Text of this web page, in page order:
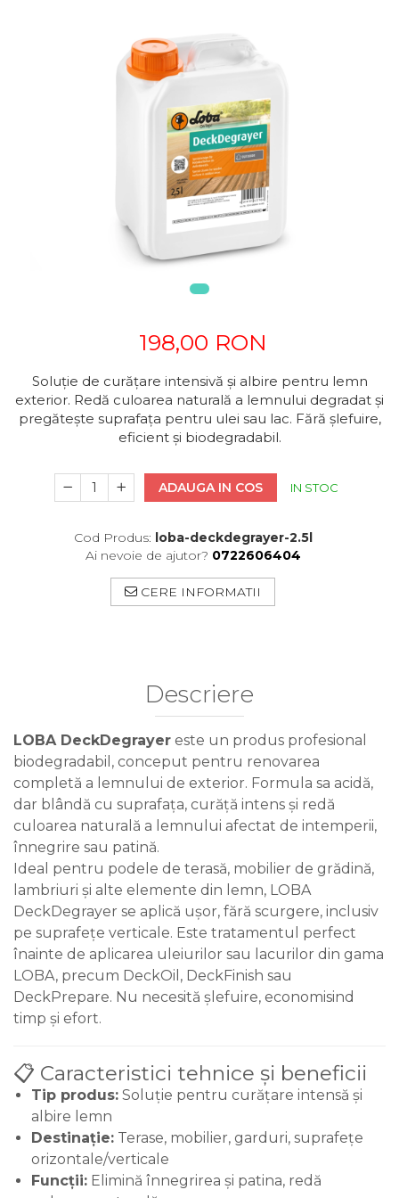
198,00 RON
Soluție de curățare intensivă și albire pentru lemn
exterior. Redă culoarea naturală a lemnului degradat și
pregătește suprafața pentru ulei sau lac. Fără șlefuire,
eficient și biodegradabil.
ADAUGA IN COS IN STOC
Cod Produs: loba-deckdegrayer-2.5l
Ai nevoie de ajutor? 0722606404
CERE INFORMATII
Descriere
LOBA DeckDegrayer este un produs profesional
biodegradabil, conceput pentru renovarea
completă a lemnului de exterior. Formula sa acidă,
dar blândă cu suprafața, curăță intens și redă
culoarea naturală a lemnului afectat de intemperii,
înnegrire sau patină.
Ideal pentru podele de terasă, mobilier de grădină,
lambriuri și alte elemente din lemn, LOBA
DeckDegrayer se aplică ușor, fără scurgere, inclusiv
pe suprafețe verticale. Este tratamentul perfect
înainte de aplicarea uleiurilor sau lacurilor din gama
LOBA, precum DeckOil, DeckFinish sau
DeckPrepare. Nu necesită șlefuire, economisind
timp și efort.
📋 Caracteristici tehnice și beneficii
Tip produs: Soluție pentru curățare intensă și
albire lemn
Destinație: Terase, mobilier, garduri, suprafețe
orizontale/verticale
Funcții: Elimină înnegrirea și patina, redă